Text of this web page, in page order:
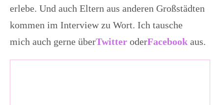
erlebe. Und auch Eltern aus anderen Großstädten
kommen im Interview zu Wort. Ich tausche
mich auch gerne überTwitter oderFacebook aus.